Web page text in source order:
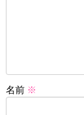
名前 ※